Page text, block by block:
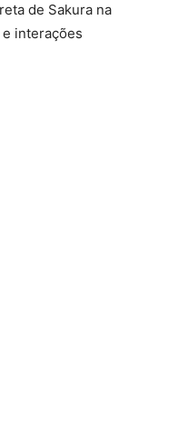
de Sakura na
interações